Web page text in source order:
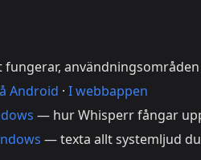
Android · I webbappen
— hur Whisperr fångar
— texta allt systemljud